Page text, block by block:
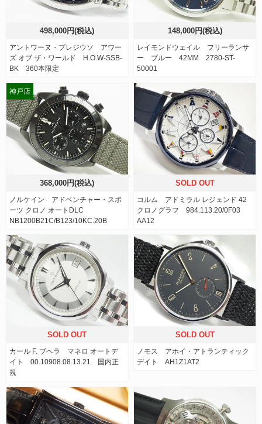
498,000円(税込)
アントワーヌ・プレジウソ アワー
ズ オブ ザ・ワールド H.O.W-SSB-
BK 360本限定
148,000円(税込)
レイモンドウェイル フリーランサ
ー ブルー 42MM 2780-ST-
50001
368,000円(税込)
ノルケイン アドベンチャー・スポ
ーツ クロノ オートDLC
NB1200B21C/B123/10KC.20B
神戸店
SOLD OUT
コルム アドミラル レジェンド 42
クロノグラフ 984.113.20/0F03
AA12
SOLD OUT
カール F. ブヘラ マネロ オートデ
イト 00.10908.08.13.21 国内正
規
SOLD OUT
ノモス アホイ・アトランティック
デイト AH1Z1AT2